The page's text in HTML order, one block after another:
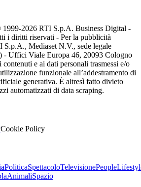
1999-2026 RTI S.p.A. Business Digital -
i diritti riservati - Per la pubblicità
Mediaset N.V., sede legale
- Uffici Viale Europa 46, 20093 Cologno
contenuti e ai dati personali trasmessi e/o
funzionale all’addestramento di
generativa. È altresì fatto divieto
automatizzati di data scraping.
Cookie Policy
PoliticaSpettacoloTelevisionePeople
AnimaliSpazio